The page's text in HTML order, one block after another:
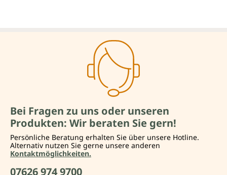
Bei Fragen zu uns oder unseren
Produkten: Wir beraten Sie gern!
Persönliche Beratung erhalten Sie über unsere Hotline.
Alternativ nutzen Sie gerne unsere anderen
Kontaktmöglichkeiten.
07626 974 9700